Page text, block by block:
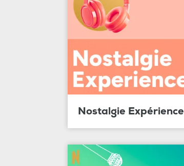
Nostalgie Expérience